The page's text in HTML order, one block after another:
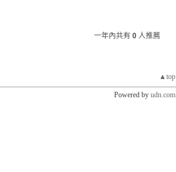
一年內共有 0 人推薦
▲top
Powered by udn.com